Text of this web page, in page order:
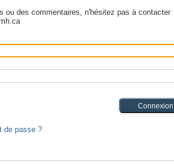
ou des commentaires, n'hésitez pas à contacter
de passe ?